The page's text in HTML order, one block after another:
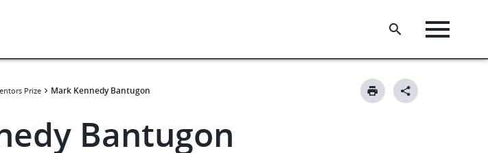
Prize Mark Kennedy Bantugon
Bantugon